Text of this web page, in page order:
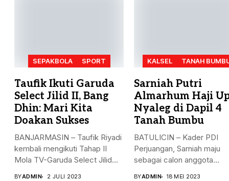
SEPAKBOLA SPORT
Taufik Ikuti Garuda
Select Jilid II, Bang
Dhin: Mari Kita
Doakan Sukses
BANJARMASIN – Taufik Riyadi
kembali mengikuti Tahap II
Mola TV-Garuda Select Jilid...
BYADMIN 2 JULI 2023
KALSEL TANAH
Sarniah Putri
Almarhum Haji
Nyaleg di Dapil 4
Tanah Bumbu
BATULICIN – Kader PDI
Perjuangan, Sarniah maju
sebagai calon anggota
BYADMIN 18 MEI 2023